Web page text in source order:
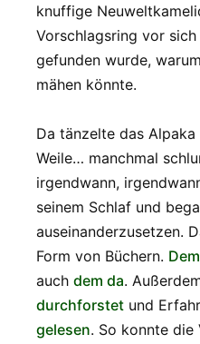
knuffige
Vorschlagsring vor
gefunden wurde,
mähen könnte.
Da tänzelte das
Weile… manchmal
irgendwann,
seinem Schlaf und
auseinanderzusetzen.
Form von Büchern.
auch dem da.
durchforstet und
gelesen. So konnte die